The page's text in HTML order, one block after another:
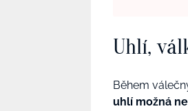
Uhlí,
Během
uhlí možná